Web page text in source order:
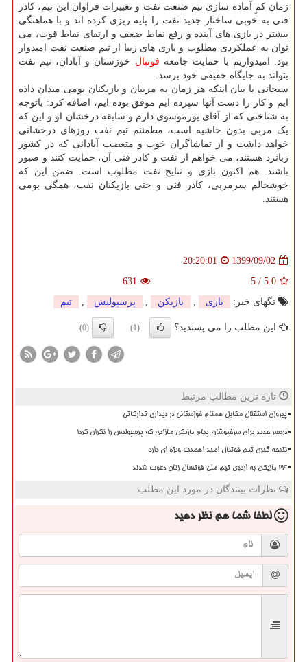
زمان کمِ آماده سازی تیم صنعت نفت و تغییرات فراوان این تیم، کادر
فنی به خوبی ساختار جدید نفت را پایه ریزی کرده اند و با هماهنگی
بیشتر در بازی های آینده و رفع نقاط ضعف و ارتقای نقاط قوت، می
توان به عملکردی مطلوب و بازی های زیبا از تیم صنعت نفت امیدوار
بود. امیدواریم با حمایت جامعه فوتبال خوزستان و آبادان، تیم نفت
بتواند به جایگاه حقیقی خود برسد.
سبحانی با بیان اینکه هر زمان به مربیان و بازیکنان بومی میدان داده
ایم و کار را دست آنها سپرده ایم موفق بوده ایم، اضافه کرد: باتوجه
به شناختی که از آقای پورموسوی دارم و سابقه درخشان او و این که
یک مربی بدون حاشیه است، مطمئنم تیم نفت روزهای درخشانی
خواهد داشت و از تماشاگران خوب و متعصب آبادانی که در کشور
زبانزد هستند، می خواهم از نفت و کادر فنی آن، حمایت کنند و صبور
باشند. هم اکنون بازی و نتایج نفت مطلوب است. ضمن این که
خوشحالم سرمربی، کادر فنی و حتی بازیکنان نفت، همگی بومی
هستند.
1399/09/02
20:20:01
5.0
/
5
631
تگهای خبر:
بازی , بازیكن , پرسپولیس , تیم
این مطلب را می پسندید؟ (1)
(0)
تازه ترین مطالب مرتبط
پیروزی استقلال مقابل همنام خوزستانی در دیداری تدارکاتی
دردسر جدید برای سرخپوشان پیام بازیکن مازادی که پرسپولیس را نگران کرد!
نتیجه گیری تیم فوتبال امید اهمیت ویژه ای دارد
۲۴ بازیکن به اردوی تیم ملی فوتسال زنان دعوت شدند
نظرات بینندگان در مورد این مطلب
لطفا شما همنظر دهید